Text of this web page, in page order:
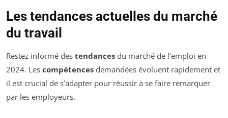
Les tendances actuelles du marché
du travail
Restez informé des tendances du marché de l’emploi en
2024. Les compétences demandées évoluent rapidement et
il est crucial de s’adapter pour réussir à se faire remarquer
par les employeurs.